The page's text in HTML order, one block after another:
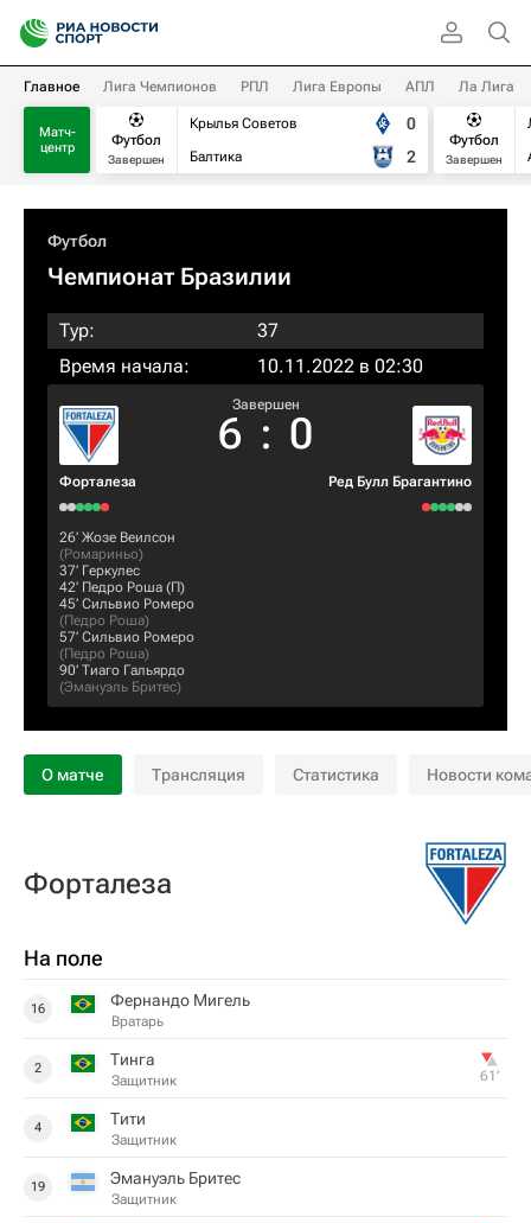
Главное Лига Чемпионов РПЛ Лига Европы АПЛ Ла Лига
Матч-
центр
Футбол
Завершен
Крылья Советов
Балтика
0
2
Футбол
Завершен
Футбол
Чемпионат Бразилии
Тур:
37
Время начала:
10.11.2022 в 02:30
Форталеза
Завершен
6 : 0
Ред Булл Брагантино
26‎’‎ Жозе Веилсон
(Ромариньо)
37‎’‎ Геркулес
42‎’‎ Педро Роша (П)
45‎’‎ Сильвио Ромеро
(Педро Роша)
57‎’‎ Сильвио Ромеро
(Педро Роша)
90‎’‎ Тиаго Гальярдо
(Эмануэль Бритес)
О матче Трансляция Статистика Новости
Форталеза
На поле
16 Фернандо Мигель
Вратарь
2 Тинга
Защитник 61‎’‎
4 Тити
Защитник
19 Эмануэль Бритес
Защитник